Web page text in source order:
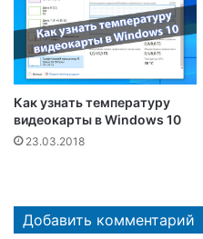
Как узнать температуру
видеокарты в Windows 10
23.03.2018
Добавить комментарий